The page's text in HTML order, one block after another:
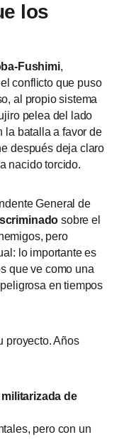
los
Fushimi,
conflicto que puso
al propio sistema
pelea del lado
la batalla a favor de
después deja claro
nacido torcido.
General de
sobre el
pero
lo importante es
que ve como una
en tiempos
proyecto. Años
de
pero con un